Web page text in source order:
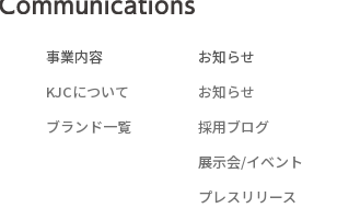
事業内容
KJCについて
ブランド一覧
お知らせ
お知らせ
採用ブログ
展示会/イベント
プレスリリース